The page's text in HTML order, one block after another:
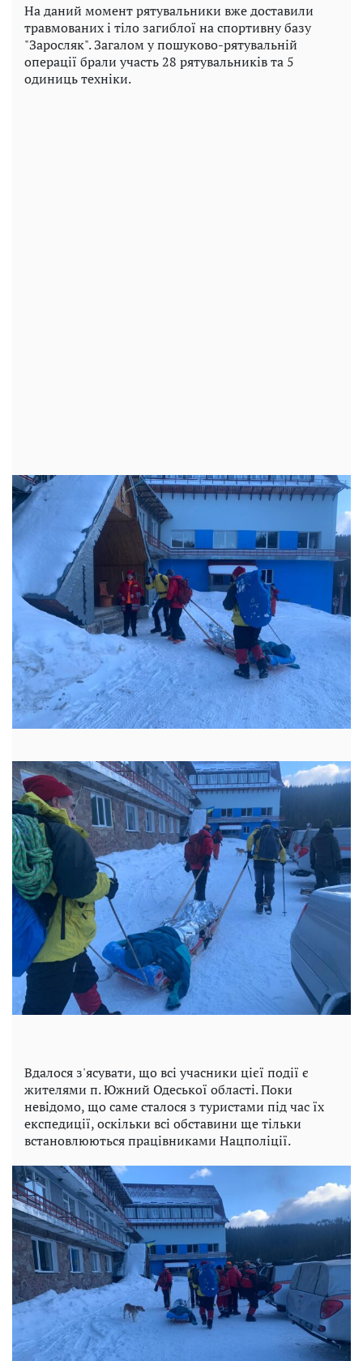
На даний момент рятувальники вже доставили
травмованих і тіло загиблої на спортивну базу
"Заросляк". Загалом у пошуково-рятувальній
операції брали участь 28 рятувальників та 5
одиниць техніки.
Вдалося з'ясувати, що всі учасники цієї події є
жителями п. Южний Одеської області. Поки
невідомо, що саме сталося з туристами під час їх
експедиції, оскільки всі обставини ще тільки
встановлюються працівниками Нацполіції.